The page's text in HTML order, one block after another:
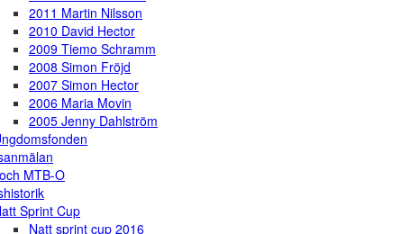
2011 Martin Nilsson
2010 David Hector
2009 Tiemo Schramm
2008 Simon Fröjd
2007 Simon Hector
2006 Maria Movin
2005 Jenny Dahlström
MTB-O
Sprint Cup
Natt sprint cup 2016